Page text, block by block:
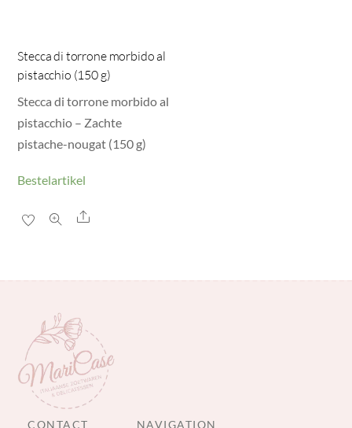
Stecca di torrone morbido al
pistacchio (150 g)
Stecca di torrone morbido al
pistacchio – Zachte
pistache-nougat (150 g)
Bestelartikel
Share
CONTACT NAVIGATION